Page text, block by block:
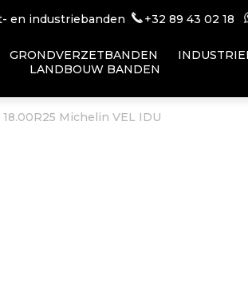
en industriebanden +32 89 43 02 18
GRONDVERZETBANDEN
LANDBOUW BANDEN
18.00R25 Michelin VEL IDU